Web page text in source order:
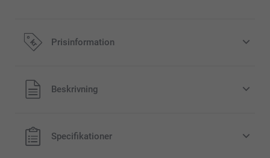
Prisinformation
Alla priser är i svenska kronor (SEK), inklusive moms och
exklusive porto.
Beskrivning
Specifikationer